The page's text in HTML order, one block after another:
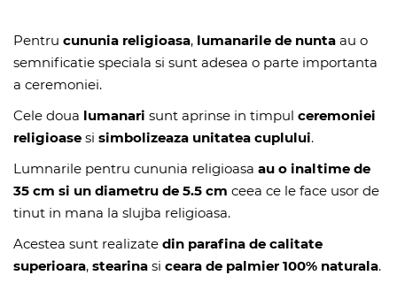
Pentru cununia religioasa, lumanarile de nunta au o
semnificatie speciala si sunt adesea o parte importanta
a ceremoniei.
Cele doua lumanari sunt aprinse in timpul ceremoniei
religioase si simbolizeaza unitatea cuplului.
Lumnarile pentru cununia religioasa au o inaltime de
35 cm si un diametru de 5.5 cm ceea ce le face usor de
tinut in mana la slujba religioasa.
Acestea sunt realizate din parafina de calitate
superioara, stearina si ceara de palmier 100% naturala.